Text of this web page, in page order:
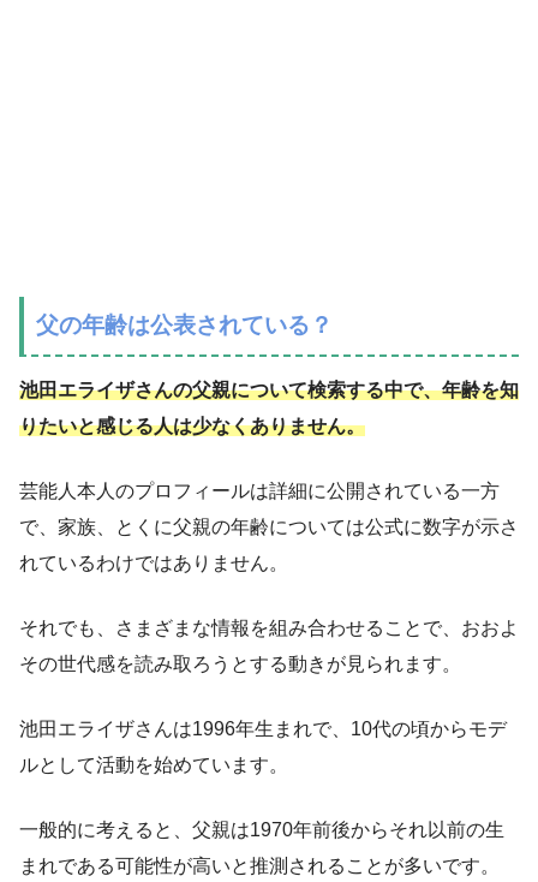
父の年齢は公表されている？
池田エライザさんの父親について検索する中で、年齢を知
りたいと感じる人は少なくありません。
芸能人本人のプロフィールは詳細に公開されている一方
で、家族、とくに父親の年齢については公式に数字が示さ
れているわけではありません。
それでも、さまざまな情報を組み合わせることで、おおよ
その世代感を読み取ろうとする動きが見られます。
池田エライザさんは1996年生まれで、10代の頃からモデ
ルとして活動を始めています。
一般的に考えると、父親は1970年前後からそれ以前の生
まれである可能性が高いと推測されることが多いです。